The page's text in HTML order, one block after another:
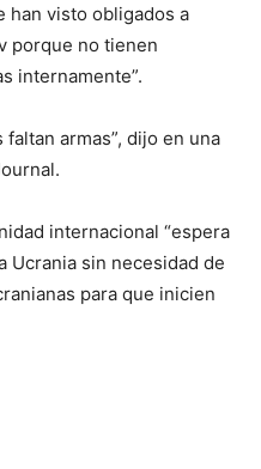
han visto obligados a
porque no tienen
internamente”.
armas”, dijo en una
internacional “espera
Ucrania sin necesidad de
para que inicien